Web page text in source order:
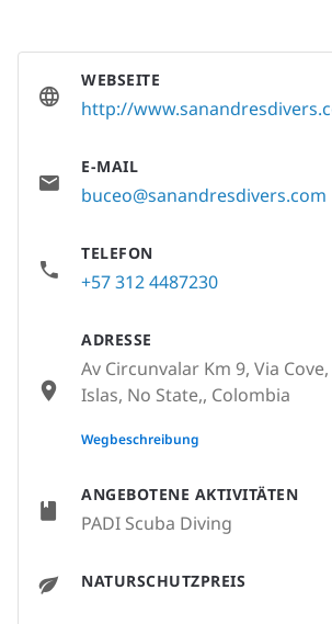
ANGEBOTENE AKTIVITÄTEN
PADI Scuba Diving
NATURSCHUTZPREIS
WEBSEITE
http://
E-MAIL
buceo@sanandresdivers.com
TELEFON
+57 312 4487230
ADRESSE
Av Circunvalar Km 9, Via
Islas, No State,, Colombia
None
Wegbeschreibung